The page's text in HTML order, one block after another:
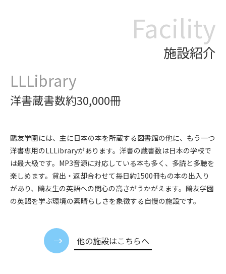
Facility
施設紹介
LLLibrary
洋書蔵書数約30,000冊
鷗友学園には、主に日本の本を所蔵する図書館の他に、もう一つ
洋書専用のLLLibraryがあります。洋書の蔵書数は日本の学校で
は最大級です。 MP3音源に対応している本も多く、多読と多聴を
楽しめます。貸出・返却合わせて毎日約1500冊もの本の出入り
があり、鷗友生の英語への関心の高さがうかがえます。鷗友学園
の英語を学ぶ環境の素晴らしさを象徴する自慢の施設です。
他の施設はこちらへ